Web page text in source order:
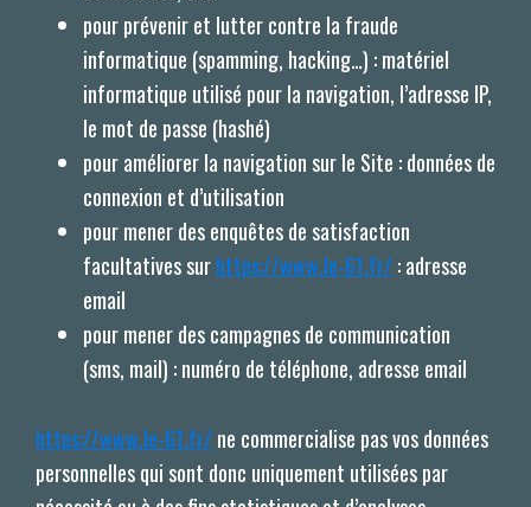
pour prévenir et lutter contre la fraude
informatique (spamming, hacking…) : matériel
informatique utilisé pour la navigation, l’adresse IP,
le mot de passe (hashé)
pour améliorer la navigation sur le Site : données de
connexion et d’utilisation
pour mener des enquêtes de satisfaction
facultatives surhttps://www.le-61.fr/ : adresse
email
pour mener des campagnes de communication
(sms, mail) : numéro de téléphone, adresse email
https://www.le-61.fr/ ne commercialise pas vos données
personnelles qui sont donc uniquement utilisées par